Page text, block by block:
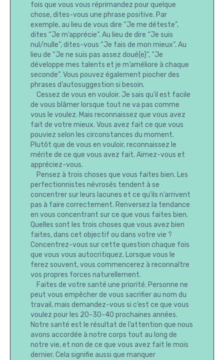
fois que vous vous réprimandez pour quelque
chose, dites-vous une phrase positive. Par
exemple, au lieu de vous dire “Je me déteste”,
dites “Je m’apprécie”. Au lieu de dire “Je suis
nul/nulle”, dites-vous “Je fais de mon mieux”. Au
lieu de “Je ne suis pas assez doué(e)”, “Je
développe mes talents et je m’améliore à chaque
seconde”. Vous pouvez également piocher des
phrases d’autosuggestion si besoin.
Cessez de vous en vouloir. Je sais qu’il est facile
de vous blâmer lorsque tout ne va pas comme
vous le voulez. Mais reconnaissez que vous avez
fait de votre mieux. Vous avez fait ce que vous
pouviez selon les circonstances du moment.
Plutôt que de vous en vouloir, reconnaissez le
mérite de ce que vous avez fait. Aimez-vous et
appréciez-vous.
Pensez à trois choses que vous faites bien. Les
perfectionnistes névrosés tendent à se
concentrer sur leurs lacunes et ce qu’ils n’arrivent
pas à faire correctement. Renversez la tendance
en vous concentrant sur ce que vous faites bien.
Quelles sont les trois choses que vous avez bien
faites, dans cet objectif ou dans votre vie ?
Concentrez-vous sur cette question chaque fois
que vous vous autocritiquez. Lorsque vous le
ferez souvent, vous commencerez à reconnaître
vos propres forces naturellement.
Faites de votre santé une priorité. Personne ne
peut vous empêcher de vous sacrifier au nom du
travail, mais demandez-vous si c’est ce que vous
voulez pour les 20-30-40 prochaines années.
Notre santé est le résultat de l’attention que nous
avons accordée à notre corps tout au long de
notre vie, et non de ce que vous avez fait le mois
dernier. Cela signifie aussi que manquer